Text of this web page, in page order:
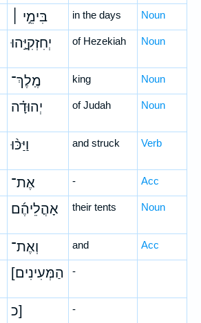
בִּימֵ֣י ׀ in the days Noun
יְחִזְקִיָּ֣הוּ of Hezekiah Noun
מֶֽלֶךְ־ king Noun
יְהוּדָ֗ה of Judah Noun
וַיַּכּ֨וּ and struck Verb
אֶת־ - Acc
אָהֳלֵיהֶ֜ם their tents Noun
וְאֶת־ and Acc
[הַמְּעִינִים -
כ] -